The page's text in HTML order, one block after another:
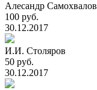
Алесандр Самохвалов
100 руб.
30.12.2017
И.И. Столяров
50 руб.
30.12.2017